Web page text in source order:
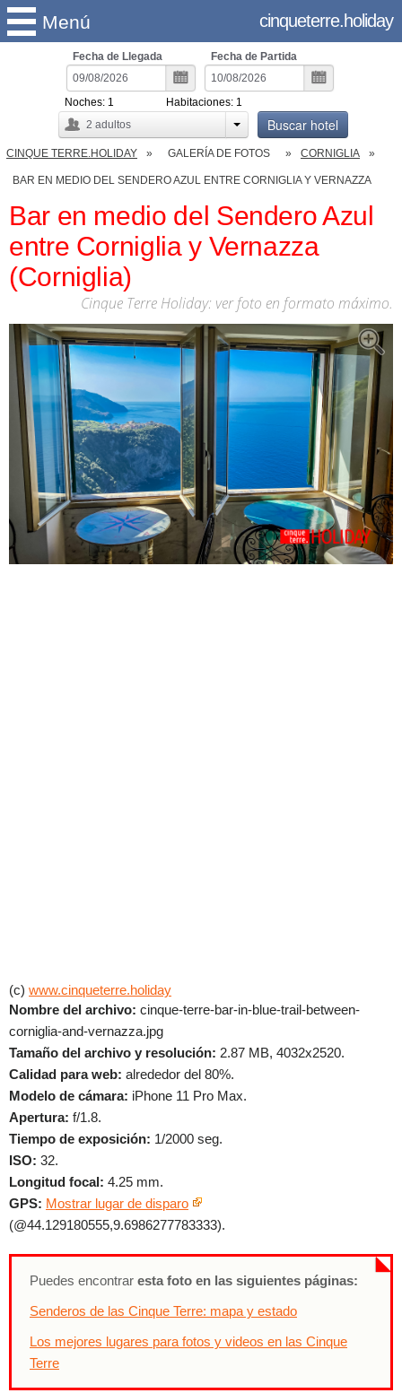
Menú cinqueterre.holiday
Fecha de Llegada Fecha de Partida
2 adultos
Noches: 1 Habitaciones: 1
Buscar hotel
CINQUE TERRE.HOLIDAY GALERÍA DE FOTOS CORNIGLIA
BAR EN MEDIO DEL SENDERO AZUL ENTRE CORNIGLIA Y VERNAZZA
Bar en medio del Sendero Azul
entre Corniglia y Vernazza
(Corniglia)
Cinque Terre Holiday: ver foto en formato máximo.
(c) www.cinqueterre.holiday
Nombre del archivo: cinque-terre-bar-in-blue-trail-between-
corniglia-and-vernazza.jpg
Tamaño del archivo y resolución: 2.87 MB, 4032x2520.
Calidad para web: alrededor del 80%.
Modelo de cámara: iPhone 11 Pro Max.
Apertura: f/1.8.
Tiempo de exposición: 1/2000 seg.
ISO: 32.
Longitud focal: 4.25 mm.
GPS: Mostrar lugar de disparo
(@44.129180555,9.6986277783333).
Puedes encontrar esta foto en las siguientes páginas:
Senderos de las Cinque Terre: mapa y estado
Los mejores lugares para fotos y videos en las Cinque
Terre